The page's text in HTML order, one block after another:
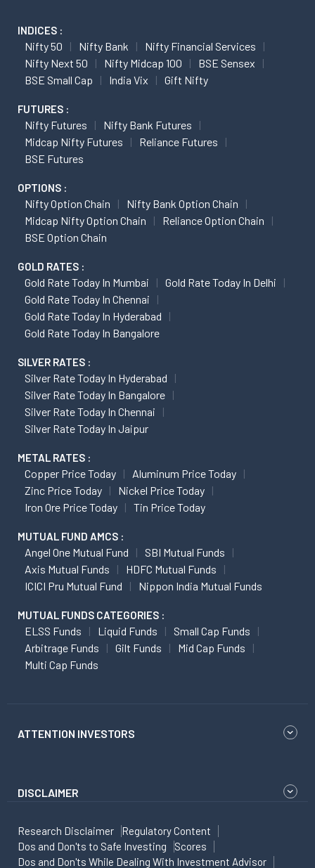
INDICES :
Nifty 50 Nifty Bank
Nifty Financial Services
Nifty Next 50
Nifty Midcap 100
BSE Sensex
BSE Small Cap
India Vix Gift Nifty
FUTURES :
Nifty Futures
Nifty Bank Futures
Midcap Nifty Futures
Reliance Futures
BSE Futures
OPTIONS :
Nifty Option Chain
Nifty Bank Option Chain
Midcap Nifty Option Chain
Reliance Option Chain
BSE Option Chain
GOLD RATES :
Gold Rate Today In Mumbai
Gold Rate Today In Delhi
Gold Rate Today In Chennai
Gold Rate Today In Hyderabad
Gold Rate Today In Bangalore
SILVER RATES :
Silver Rate Today In Hyderabad
Silver Rate Today In Bangalore
Silver Rate Today In Chennai
Silver Rate Today In Jaipur
METAL RATES :
Copper Price Today
Aluminum Price Today
Zinc Price Today
Nickel Price Today
Iron Ore Price Today
Tin Price Today
MUTUAL FUND AMCS :
Angel One Mutual Fund
SBI Mutual Funds
Axis Mutual Funds
HDFC Mutual Funds
ICICI Pru Mutual Fund
Nippon India Mutual Funds
MUTUAL FUNDS CATEGORIES :
ELSS Funds Liquid Funds
Small Cap Funds
Arbitrage Funds
Gilt Funds
Mid Cap Funds
Multi Cap Funds
ATTENTION INVESTORS
DISCLAIMER
Research Disclaimer
Regulatory Content
Dos and Don'ts to Safe Investing
Scores
Dos and Don'ts While Dealing With Investment Advisor